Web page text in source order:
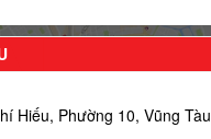
Hiếu, Phường 10, Vũng Tàu